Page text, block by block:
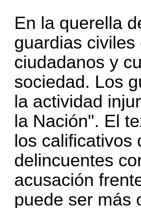
En la querella
guardias
ciudadanos y
sociedad. Los
la actividad
la Nación". El
los calificativos
delincuentes
acusación
puede ser más